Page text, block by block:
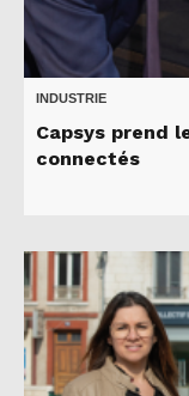
INDUSTRIE
Capsys prend
connectés